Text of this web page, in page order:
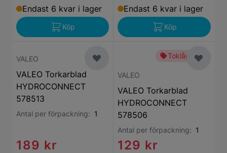
Endast 6 kvar i lager
Köp
Endast 6 kvar i lager
Köp
VALEO
VALEO Torkarblad
HYDROCONNECT
578513
Antal per förpackning: 1
189 kr
Toklågt pris
VALEO
VALEO Torkarblad
HYDROCONNECT
578506
Antal per förpackning: 1
129 kr